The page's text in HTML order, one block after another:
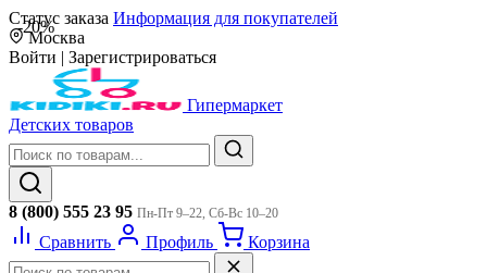
Статус заказа Информация для покупателей
Москва
Войти | Зарегистрироваться
Гипермаркет
Детских товаров
8 (800) 555 23 95 Пн-Пт 9–22, Сб-Вс 10–20
Сравнить Профиль Корзина
-20%